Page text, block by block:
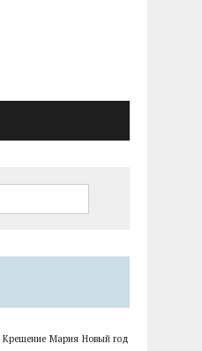
Крещение Мария Новый год